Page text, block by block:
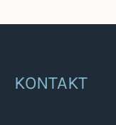
KONTAKT